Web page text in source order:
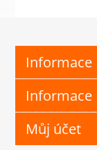
Informace
Informace
Můj účet